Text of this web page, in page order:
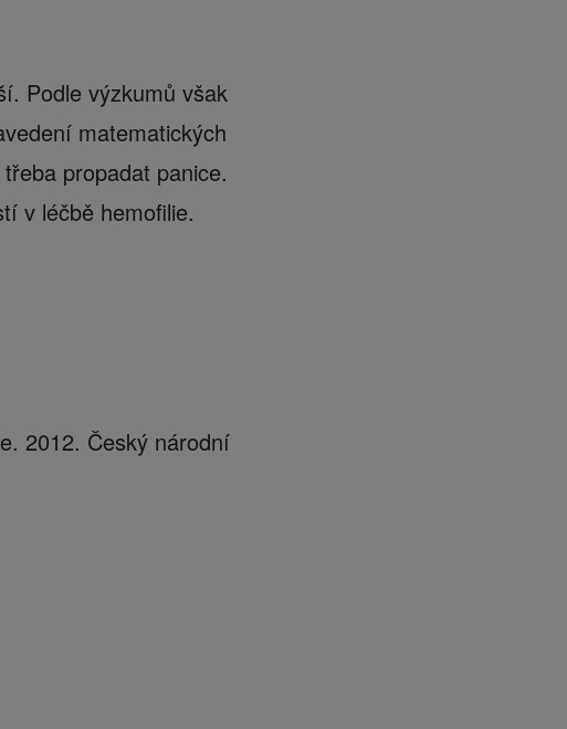
Podle výzkumů však
matematických
propadat panice.
v léčbě hemofilie.
2012. Český národní